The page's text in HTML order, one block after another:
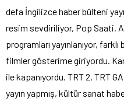
defa İngilizce haber bülteni
resim sevdiriliyor, Pop Saati,
programları yayınlanıyor,
filmler gösterime giriyordu.
ile kapanıyordu. TRT 2, TRT
yayın yapmış, kültür sanat